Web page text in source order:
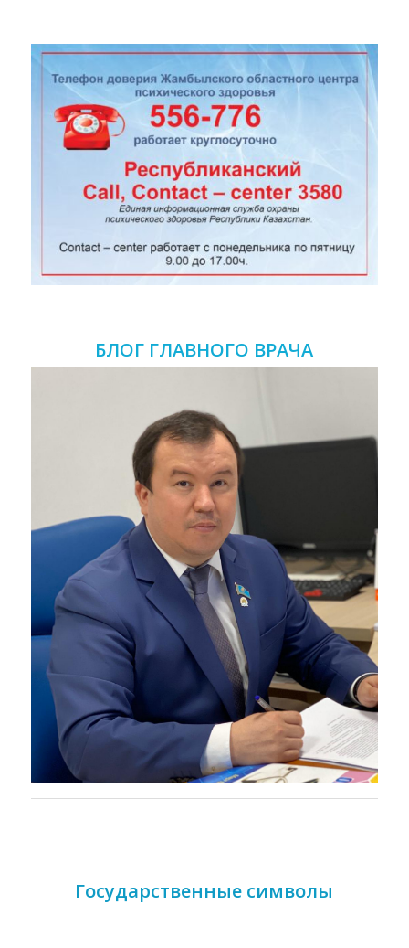
БЛОГ ГЛАВНОГО ВРАЧА
Государственные символы